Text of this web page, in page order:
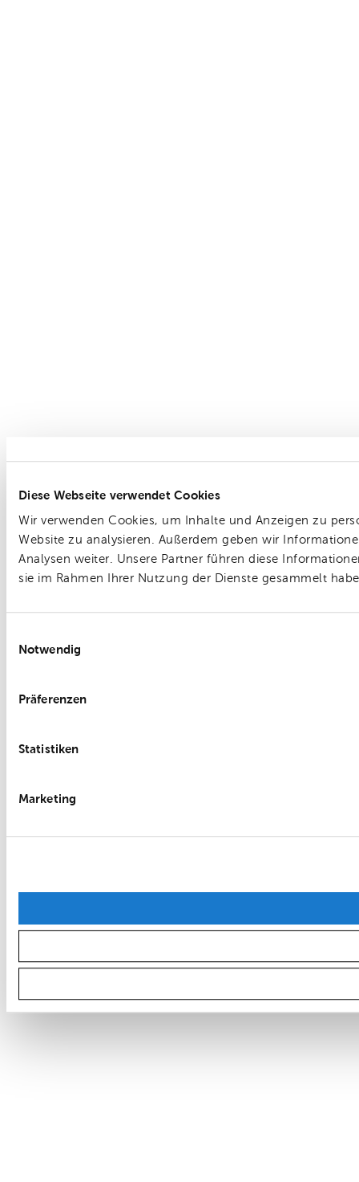
Diese Webseite verwendet Cookies
Wir verwenden Cookies, um Inhalte und Anzeigen zu
Website zu analysieren. Außerdem geben wir
Analysen weiter. Unsere Partner führen diese
sie im Rahmen Ihrer Nutzung der Dienste gesammelt
Notwendig
Präferenzen
Statistiken
Marketing